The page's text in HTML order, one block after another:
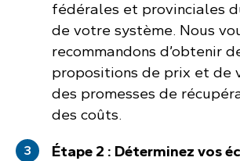
fédérales et provinciales
de votre système. Nous
recommandons d’obtenir
propositions de prix et de
des promesses de
des coûts.
Étape 2 : Déterminez vos